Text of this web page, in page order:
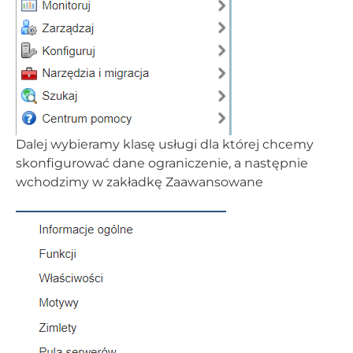
Dalej wybieramy klasę usługi dla której chcemy
skonfigurować dane ograniczenie, a następnie
wchodzimy w zakładkę Zaawansowane